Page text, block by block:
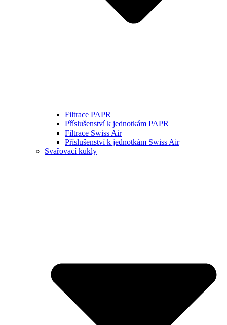
Filtrace PAPR
Příslušenství k jednotkám PAPR
Filtrace Swiss Air
Příslušenství k jednotkám Swiss Air
Svařovací kukly